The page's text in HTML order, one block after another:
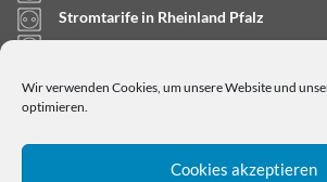
Wir verwenden Cookies, um unsere Website und
optimieren.
Cookies akzeptieren
Stromtarife in Rheinland Pfalz
Stromtarife in Saarland
Stromtarife in Schleswig-Holstein